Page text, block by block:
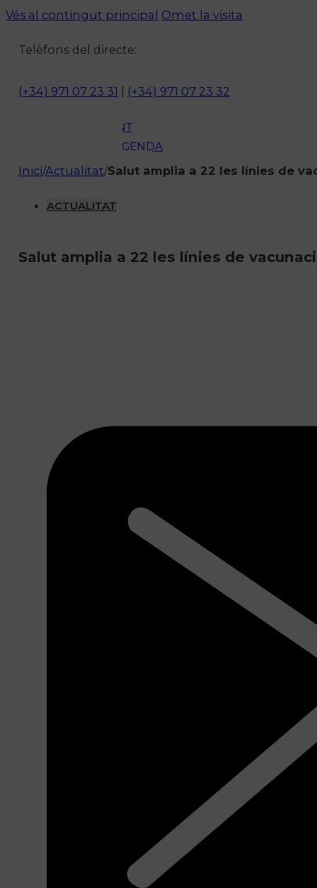
Vés al contingut principal Omet la visita
Telèfons del directe:
(+34) 971 07 23 31 (+34) 971 07 23 32
ACTUALITAT
OCI
ENTREVISTES
AMBIENT
AGENDA
En directe
Programació
Inici/Actualitat/Salut amplia a 22 les línies de
ACTUALITAT
Salut amplia a 22 les línies de